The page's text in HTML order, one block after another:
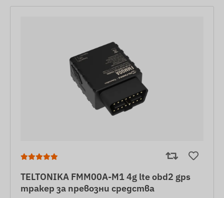
TELTONIKA FMM00A-M1 4g lte obd2 gps
тракер за превозни средства